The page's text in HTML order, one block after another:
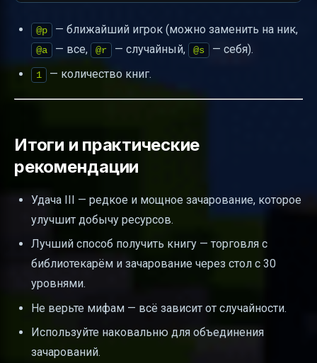
@p — ближайший игрок (можно заменить на ник,
@a — все, @r — случайный, @s — себя).
1 — количество книг.
Итоги и практические
рекомендации
Удача III — редкое и мощное зачарование, которое
улучшит добычу ресурсов.
Лучший способ получить книгу — торговля с
библиотекарём и зачарование через стол с 30
уровнями.
Не верьте мифам — всё зависит от случайности.
Используйте наковальню для объединения
зачарований.